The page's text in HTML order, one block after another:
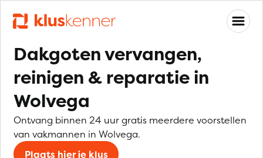
Dakgoten vervangen,
reinigen & reparatie in
Wolvega
Ontvang binnen 24 uur gratis meerdere voorstellen
van vakmannen in Wolvega.
Plaats hier je klus